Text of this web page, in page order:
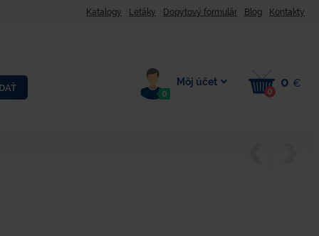
Katalogy Letáky Dopytový formulár Blog Kontakty
0
Môj účet
0
0 €